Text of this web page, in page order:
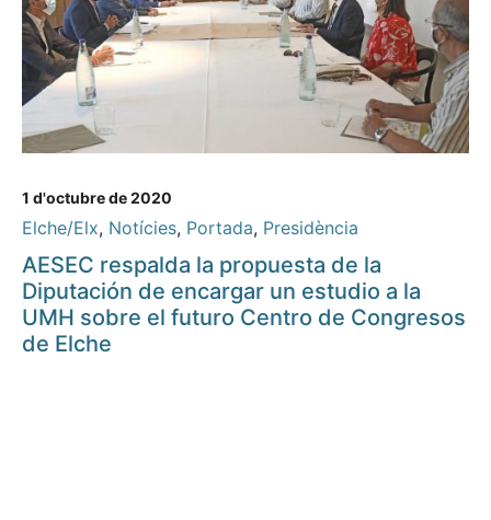
1 d'octubre de 2020
Elche/Elx, Notícies, Portada, Presidència
AESEC respalda la propuesta de la
Diputación de encargar un estudio a la
UMH sobre el futuro Centro de Congresos
de Elche